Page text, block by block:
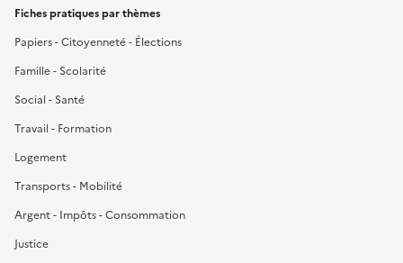
Fiches pratiques par thèmes
Papiers - Citoyenneté - Élections
Famille - Scolarité
Social - Santé
Travail - Formation
Logement
Transports - Mobilité
Argent - Impôts - Consommation
Justice